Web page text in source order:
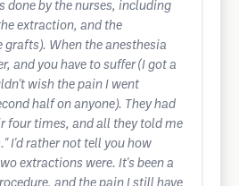
done by the nurses, including
extraction, and the
grafts). When the anesthesia
and you have to suffer (I got a
wish the pain I went
half on anyone). They had
four times, and all they told me
I'd rather not tell you how
extractions were. It's been a